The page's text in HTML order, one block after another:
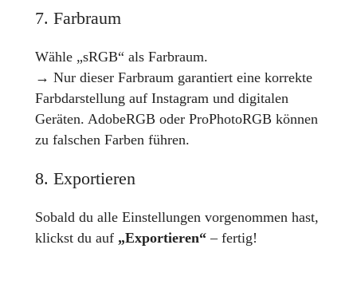
7. Farbraum
Wähle „sRGB“ als Farbraum.
→ Nur dieser Farbraum garantiert eine korrekte
Farbdarstellung auf Instagram und digitalen
Geräten. AdobeRGB oder ProPhotoRGB können
zu falschen Farben führen.
8. Exportieren
Sobald du alle Einstellungen vorgenommen hast,
klickst du auf „Exportieren“– fertig!